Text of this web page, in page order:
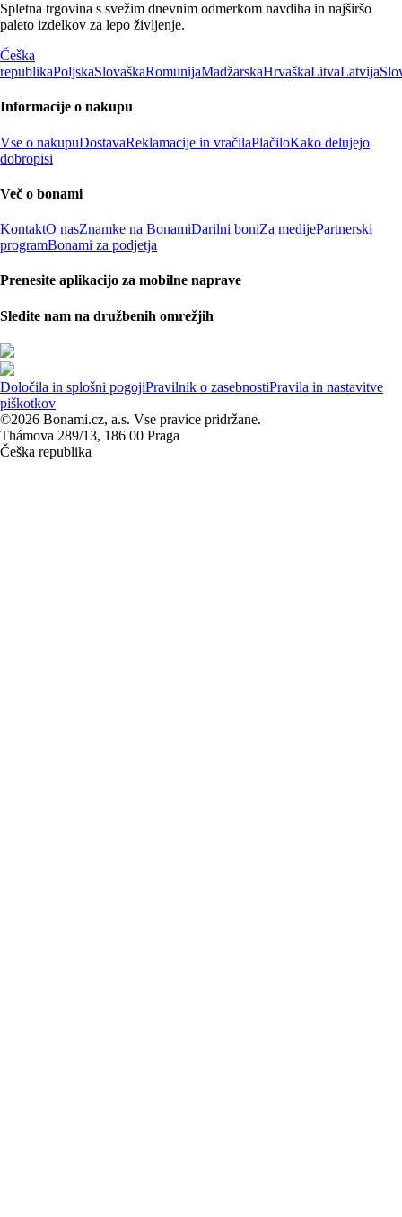
Spletna trgovina s svežim dnevnim odmerkom navdiha in najširšo
paleto izdelkov za lepo življenje.
Češka
republikaPoljskaSlovaškaRomunijaMadžarskaHrvaškaLitvaLatvija
Informacije o nakupu
Vse o nakupuDostavaReklamacije in vračilaPlačiloKako delujejo
dobropisi
Več o bonami
KontaktO nasZnamke na BonamiDarilni boniZa medijePartnerski
programBonami za podjetja
Prenesite aplikacijo za mobilne naprave
Sledite nam na družbenih omrežjih
Določila in splošni pogojiPravilnik o zasebnostiPravila in nastavitve
piškotkov
©2026 Bonami.cz, a.s. Vse pravice pridržane.
Thámova 289/13, 186 00 Praga
Češka republika